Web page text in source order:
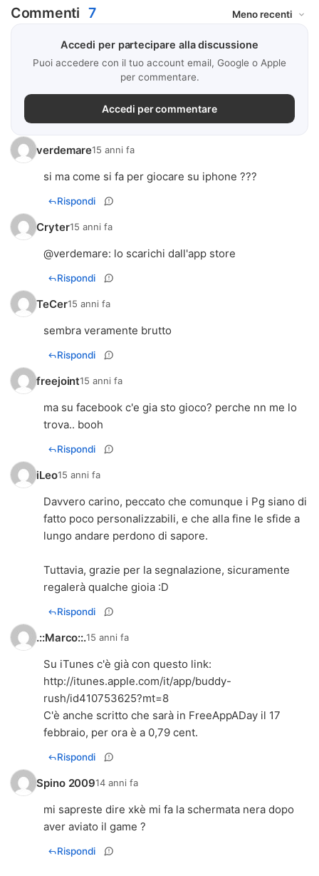
Commenti 7
Accedi per partecipare alla discussione
Puoi accedere con il tuo account email, Google o Apple
per commentare.
Accedi per commentare
verdemare15 anni fa
si ma come si fa per giocare su iphone ???
Rispondi
Cryter15 anni fa
@verdemare: lo scarichi dall'app store
Rispondi
TeCer15 anni fa
sembra veramente brutto
Rispondi
freejoint15 anni fa
ma su facebook c'e gia sto gioco? perche nn me lo
trova.. booh
Rispondi
iLeo15 anni fa
Davvero carino, peccato che comunque i Pg siano di
fatto poco personalizzabili, e che alla fine le sfide a
lungo andare perdono di sapore.
Tuttavia, grazie per la segnalazione, sicuramente
regalerà qualche gioia :D
Rispondi
.::Marco::.15 anni fa
Su iTunes c'è già con questo link:
http://itunes.apple.com/it/app/buddy-
rush/id410753625?mt=8
C'è anche scritto che sarà in FreeAppADay il 17
febbraio, per ora è a 0,79 cent.
Rispondi
Spino 200914 anni fa
mi sapreste dire xkè mi fa la schermata nera dopo
Rispondi